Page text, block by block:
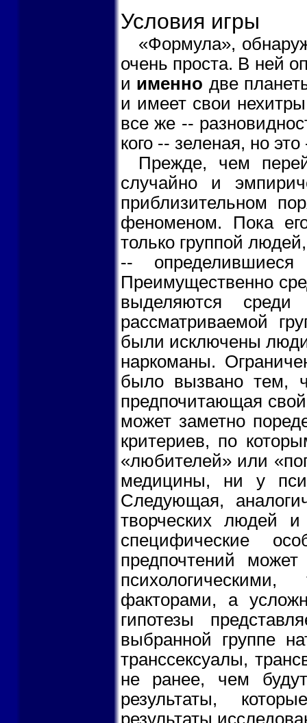
Условия игры
«Формула»,
очень проста. В ней
и именно две
и имеет свои
все же --
кого -- зеленая, но
Прежде, чем
случайно и
приблизительном
феноменом. Пока
только группой
--
Преимущественно
выделяются
рассматриваемой
были исключены
наркоманы.
было вызвано тем,
предпочитающая
может заметно
критериев, по
«любителей» или
медицины, ни у
Следующая,
творческих людей
специфические
предпочтений
факторами, а
гипотезы
выбранной группе
транссексуалы,
не ранее, чем
результаты,
результаты